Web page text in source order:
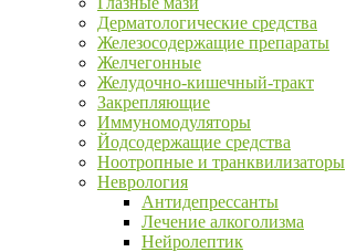
Дерматологические средства
Железосодержащие препараты
Желчегонные
Желудочно-кишечный-тракт
Закрепляющие
Иммуномодуляторы
Йодсодержащие средства
Ноотропные и транквилизаторы
Неврология
Антидепрессанты
Лечение алкоголизма
Нейролептик